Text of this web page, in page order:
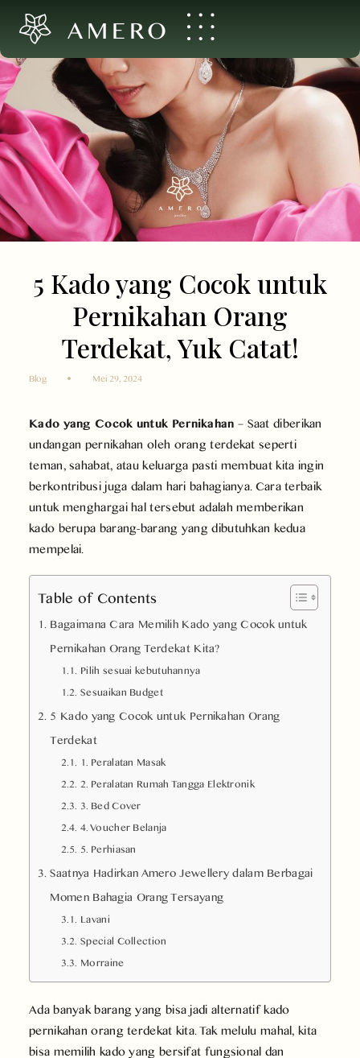
AMERO
5 Kado yang Cocok untuk
Pernikahan Orang
Terdekat, Yuk Catat!
Blog Mei 29, 2024
Kado yang Cocok untuk Pernikahan – Saat diberikan
undangan pernikahan oleh orang terdekat seperti
teman, sahabat, atau keluarga pasti membuat kita ingin
berkontribusi juga dalam hari bahagianya. Cara terbaik
untuk menghargai hal tersebut adalah memberikan
kado berupa barang-barang yang dibutuhkan kedua
mempelai.
Table of Contents
Bagaimana Cara Memilih Kado yang Cocok untuk
Pernikahan Orang Terdekat Kita?
Pilih sesuai kebutuhannya
Sesuaikan Budget
5 Kado yang Cocok untuk Pernikahan Orang
Terdekat
1. Peralatan Masak
2. Peralatan Rumah Tangga Elektronik
3. Bed Cover
4. Voucher Belanja
5. Perhiasan
Saatnya Hadirkan Amero Jewellery dalam Berbagai
Momen Bahagia Orang Tersayang
Lavani
Special Collection
Morraine
Ada banyak barang yang bisa jadi alternatif kado
pernikahan orang terdekat kita. Tak melulu mahal, kita
bisa memilih kado yang bersifat fungsional dan